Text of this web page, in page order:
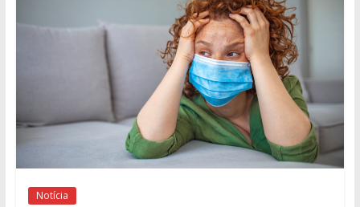
Notícia